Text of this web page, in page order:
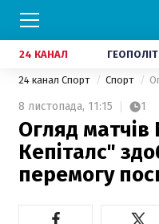
24 КАНАЛ
24 канал Спорт Спорт
8 листопада, 11:15 1
Огляд
Кепіталс"
перемогу